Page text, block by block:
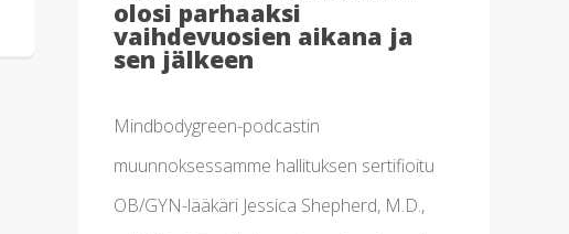
olosi parhaaksi
vaihdevuosien aikana ja
sen jälkeen
Mindbodygreen-podcastin
muunnoksessamme hallituksen sertifioitu
OB/GYN-lääkäri Jessica Shepherd, M.D.,